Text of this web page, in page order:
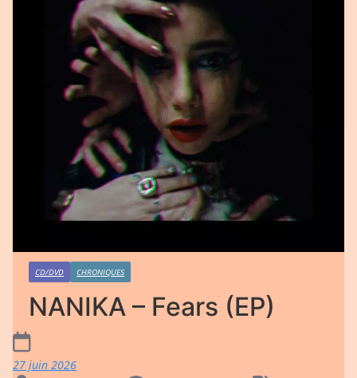
CD/DVD CHRONIQUES
NANIKA – Fears (EP)
27 juin 2026